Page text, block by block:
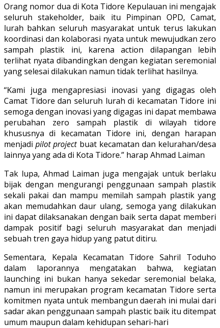
Orang nomor dua di Kota Tidore Kepulauan ini mengajak
seluruh stakeholder, baik itu Pimpinan OPD, Camat,
lurah bahkan seluruh masyarakat untuk terus lakukan
koordinasi dan kolaborasi nyata untuk mewujudkan zero
sampah plastik ini, karena action dilapangan lebih
terlihat nyata dibandingkan dengan kegiatan seremonial
yang selesai dilakukan namun tidak terlihat hasilnya.
“Kami juga mengapresiasi inovasi yang digagas oleh
Camat Tidore dan seluruh lurah di kecamatan Tidore ini
semoga dengan inovasi yang digagas ini dapat membawa
perubahan zero sampah plastik di wilayah tidore
khususnya di kecamatan Tidore ini, dengan harapan
menjadipilot projectbuat kecamatan dan kelurahan/desa
lainnya yang ada di Kota Tidore.” harap Ahmad Laiman
Tak lupa, Ahmad Laiman juga mengajak untuk berlaku
bijak dengan mengurangi penggunaan sampah plastik
sekali pakai dan mampu memilah sampah plastik yang
akan memudahkan daur ulang, semoga yang dilakukan
ini dapat dilaksanakan dengan baik serta dapat memberi
dampak positif bagi seluruh masyarakat dan menjadi
sebuah tren gaya hidup yang patut ditiru.
Sementara, Kepala Kecamatan Tidore Sahril Toduho
dalam laporannya mengatakan bahwa, kegiatan
launching ini bukan hanya sekedar seremonial belaka,
namun ini merupakan program kecamatan Tidore serta
komitmen nyata untuk membangun daerah ini mulai dari
sadar akan penggunaan sampah plastic baik itu ditempat
umum maupun dalam kehidupan sehari-hari